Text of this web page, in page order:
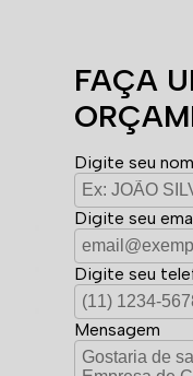
FAÇA
Digite seu
Digite seu
Digite seu
Mensagem